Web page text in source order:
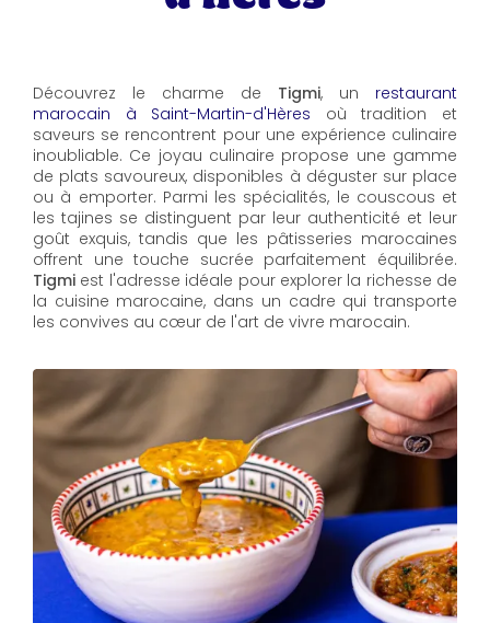
Découvrez le charme de Tigmi, un restaurant
marocain à Saint-Martin-d'Hères où tradition et
saveurs se rencontrent pour une expérience culinaire
inoubliable. Ce joyau culinaire propose une gamme
de plats savoureux, disponibles à déguster sur place
ou à emporter. Parmi les spécialités, le couscous et
les tajines se distinguent par leur authenticité et leur
goût exquis, tandis que les pâtisseries marocaines
offrent une touche sucrée parfaitement équilibrée.
Tigmi est l'adresse idéale pour explorer la richesse de
la cuisine marocaine, dans un cadre qui transporte
les convives au cœur de l'art de vivre marocain.